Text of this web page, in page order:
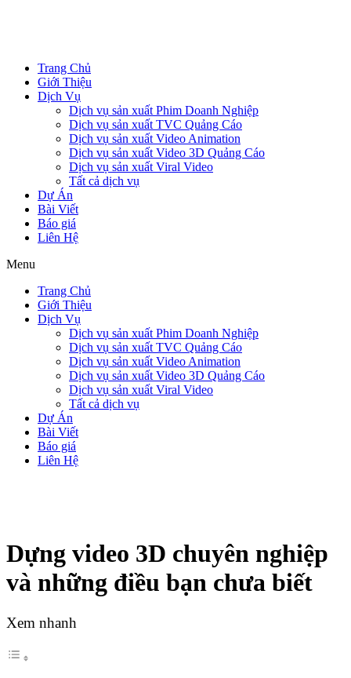
Trang Chủ
Giới Thiệu
Dịch Vụ
Dịch vụ sản xuất Phim Doanh Nghiệp
Dịch vụ sản xuất TVC Quảng Cáo
Dịch vụ sản xuất Video Animation
Dịch vụ sản xuất Video 3D Quảng Cáo
Dịch vụ sản xuất Viral Video
Tất cả dịch vụ
Dự Án
Bài Viết
Báo giá
Liên Hệ
Menu
Trang Chủ
Giới Thiệu
Dịch Vụ
Dịch vụ sản xuất Phim Doanh Nghiệp
Dịch vụ sản xuất TVC Quảng Cáo
Dịch vụ sản xuất Video Animation
Dịch vụ sản xuất Video 3D Quảng Cáo
Dịch vụ sản xuất Viral Video
Tất cả dịch vụ
Dự Án
Bài Viết
Báo giá
Liên Hệ
Dựng video 3D chuyên nghiệp
và những điều bạn chưa biết
Xem nhanh